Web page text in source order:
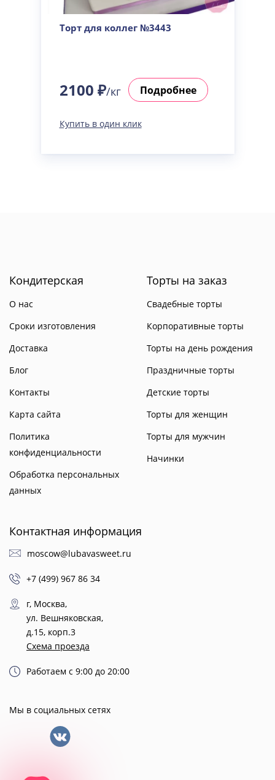
Торт для коллег №3443
2100 ₽/кг Подробнее
Купить в один клик
Кондитерская
О нас
Сроки изготовления
Доставка
Блог
Контакты
Карта сайта
Политика
конфиденциальности
Обработка персональных
данных
Торты на заказ
Свадебные торты
Корпоративные торты
Торты на день рождения
Праздничные торты
Детские торты
Торты для женщин
Торты для мужчин
Начинки
Контактная информация
moscow@lubavasweet.ru
+7 (499) 967 86 34
г, Москва,
ул. Вешняковская,
д.15, корп.3
Схема проезда
Работаем с 9:00 до 20:00
Мы в социальных сетях